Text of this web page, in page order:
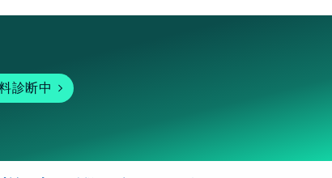
診断中